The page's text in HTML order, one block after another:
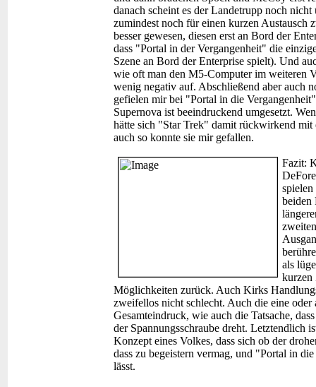
danach scheint es der Landetrupp noch
zumindest noch für einen kurzen
besser gewesen, diesen erst an Bord der
dass "Portal in der Vergangenheit" die
Szene an Bord der Enterprise spielt). Und
wie oft man den M5-Computer im weiteren
wenig negativ auf. Abschließend aber auch
gefielen mir bei "Portal in die
Supernova ist beeindruckend umgesetzt.
hätte sich "Star Trek" damit rückwirkend mit
auch so konnte sie mir gefallen.
Fazit:
beiden
als
kurzen
Möglichkeiten zurück. Auch Kirks
zweifellos nicht schlecht. Auch die eine
Gesamteindruck, wie auch die Tatsache,
der Spannungsschraube dreht. Letztendlich
Konzept eines Volkes, dass sich ob der
dass zu begeistern vermag, und "Portal in
lässt.